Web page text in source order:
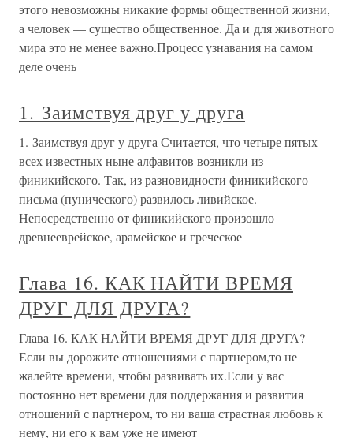
этого невозможны никакие формы общественной жизни,
а человек — существо общественное. Да и для животного
мира это не менее важно.Процесс узнавания на самом
деле очень
1. Заимствуя друг у друга
1. Заимствуя друг у друга Считается, что четыре пятых
всех известных ныне алфавитов возникли из
финикийского. Так, из разновидности финикийского
письма (пунического) развилось ливийское.
Непосредственно от финикийского произошло
древнееврейское, арамейское и греческое
Глава 16. КАК НАЙТИ ВРЕМЯ
ДРУГ ДЛЯ ДРУГА?
Глава 16. КАК НАЙТИ ВРЕМЯ ДРУГ ДЛЯ ДРУГА?
Если вы дорожите отношениями с партнером,то не
жалейте времени, чтобы развивать их.Если у вас
постоянно нет времени для поддержания и развития
отношений с партнером, то ни ваша страстная любовь к
нему, ни его к вам уже не имеют